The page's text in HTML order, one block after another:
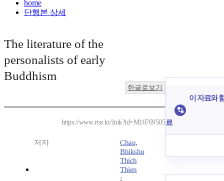
home
단행본 상세
The literature of the
personalists of early
Buddhism
한글로보기
https://www.riss.kr/link?id=M10769505
저자
Chau,
Bhikshu
Thich
Thien
;
이 자료와
료